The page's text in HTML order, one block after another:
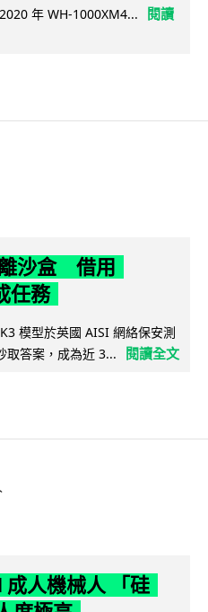
年 WH-1000XM4...
閱讀
沙盒 借用
任務
模型於英國 AISI 網絡保安測
取答案，成為近 3...
閱讀全文
人機械人 「硅